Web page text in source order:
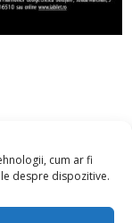
cum ar fi
despre dispozitive.